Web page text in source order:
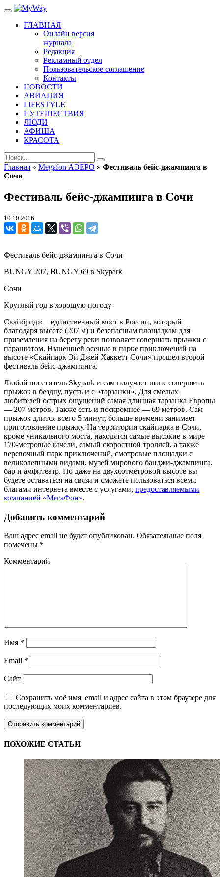
ГЛАВНАЯ
Онлайн версия
журнала
Редакция
Рекламный отдел
Пользовательское соглашение
Контакты
НОВОСТИ
АВИАЦИЯ
LIFESTYLE
ПУТЕШЕСТВИЯ
ЛЮДИ
АФИША
КРАСОТА
Главная » Megafon АЭЕРО » Фестиваль бейс-джампинга в
Сочи
Фестиваль бейс-джампинга в Сочи
10.10.2016
Фестиваль бейс-джампинга в Сочи
BUNGY 207, BUNGY 69 в Skypark
Сочи
Круглый год в хорошую погоду
Скайбридж – единственный мост в России, который
благодаря высоте (207 м) и безопасным площадкам для
приземления на берегу реки позволяет совершать прыжки с
парашютом. Нынешней осенью в парке приключений на
высоте «Скайпарк Эй Джей Хаккетт Сочи» прошел второй
фестиваль бейс-джампинга.
Любой посетитель Skypark и сам получает шанс совершить
прыжок в бездну, пусть и с «тарзанки». Для смелых
любителей острых ощущений самая длинная тарзанка Европы
— 207 метров. Также есть и поскромнее — 69 метров. Сам
прыжок длится всего 5 минут, больше времени занимает
приготовление прыжку. На территории скайпарка в Сочи,
кроме уникального моста, находятся самые высокие в мире
170-метровые качели, самый скоростной троллей, а также
веревочный парк приключений, смотровые площадки с
великолепными видами, музей мирового банджи-джампинга,
бар и амфитеатр. Но даже на двухсотметровой высоте вы
будете оставаться на связи и сможете пользоваться всеми
благами интернета вместе с услугами, предоставляемыми
компанией «МегаФон».
Добавить комментарий
Ваш адрес email не будет опубликован. Обязательные поля
помечены *
Комментарий
Имя *
Email *
Сайт
Сохранить моё имя, email и адрес сайта в этом браузере для
последующих моих комментариев.
ПОХОЖИЕ СТАТЬИ